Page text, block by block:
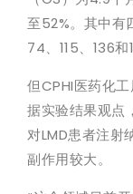
至52%。其中有
74、115、136和
但CPHI医药化
据实验结果观点
对LMD患者注射
副作用较大。